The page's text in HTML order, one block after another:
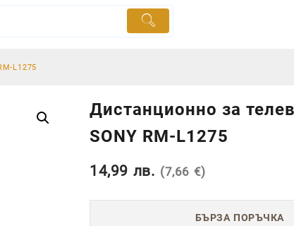
L1275
Дистанционно за
SONY RM-L1275
14,99 лв. (7,66 €)
БЪРЗА ПОРЪЧКА